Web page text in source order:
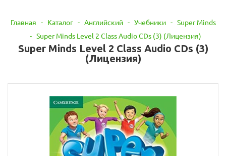
Главная - Каталог - Английский - Учебники - Super Minds
- Super Minds Level 2 Class Audio CDs (3) (Лицензия)
Super Minds Level 2 Class Audio CDs (3)
(Лицензия)